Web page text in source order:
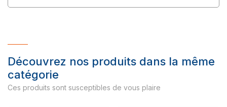
Découvrez nos produits dans la même
catégorie
Ces produits sont susceptibles de vous plaire